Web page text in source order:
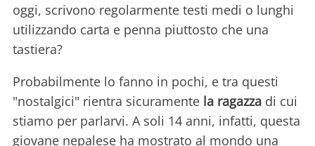
oggi, scrivono regolarmente testi medi o lunghi
utilizzando carta e penna piuttosto che una
tastiera?
Probabilmente lo fanno in pochi, e tra questi
"nostalgici" rientra sicuramente la ragazza di cui
stiamo per parlarvi. A soli 14 anni, infatti, questa
giovane nepalese ha mostrato al mondo una